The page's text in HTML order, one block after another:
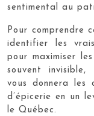
sentimental au
Pour comprendre
identifier les
pour maximiser
souvent
vous donnera les
d’épicerie en un
le Québec.